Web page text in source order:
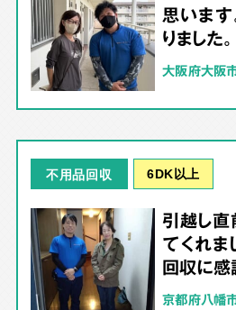
思います
りました。
大阪府大阪
不用品回収 6DK以上
引越し直
てくれま
回収に感
京都府八幡